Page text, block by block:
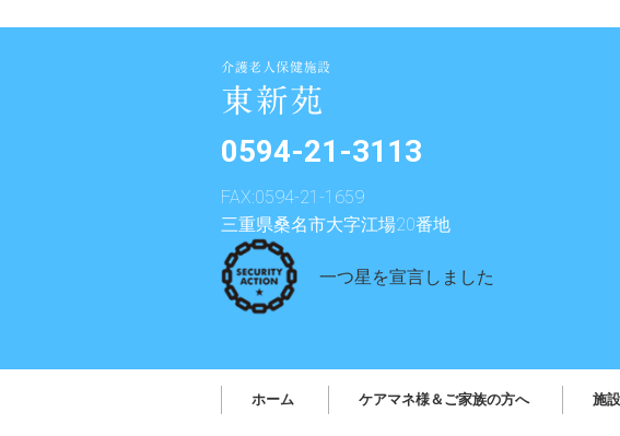
0594-21-3113
FAX:0594-21-1659
三重県桑名市大字江場20番地
一つ星を宣言しました
ホーム ケアマネ様＆ご家族の方へ 施